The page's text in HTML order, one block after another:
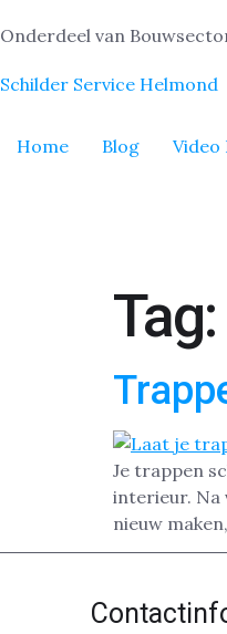
Onderdeel van
Schilder Service Helmond
Home Blog Video
Tag:
Je trappen
interieur. Na
nieuw